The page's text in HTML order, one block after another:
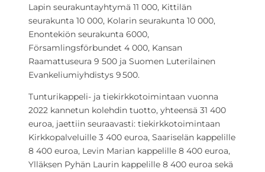
Lapin seurakuntayhtymä 11 000, Kittilän
seurakunta 10 000, Kolarin seurakunta 10 000,
Enontekiön seurakunta 6000,
Församlingsförbundet 4 000, Kansan
Raamattuseura 9 500 ja Suomen Luterilainen
Evankeliumiyhdistys 9 500.
Tunturikappeli- ja tiekirkkotoimintaan vuonna
2022 kannetun kolehdin tuotto, yhteensä 31 400
euroa, jaettiin seuraavasti: tiekirkkotoimintaan
Kirkkopalveluille 3 400 euroa, Saariselän kappelille
8 400 euroa, Levin Marian kappelille 8 400 euroa,
Ylläksen Pyhän Laurin kappelille 8 400 euroa sekä